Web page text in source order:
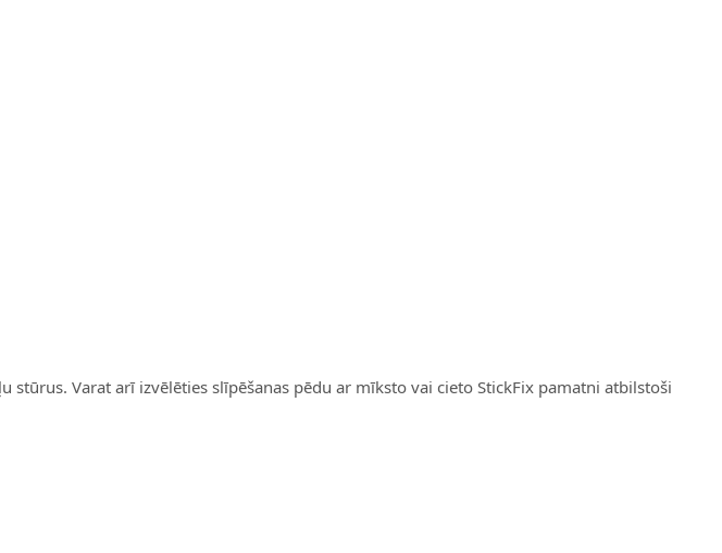
Varat arī izvēlēties slīpēšanas pēdu ar mīksto vai cieto StickFix pamatni atbilstoši